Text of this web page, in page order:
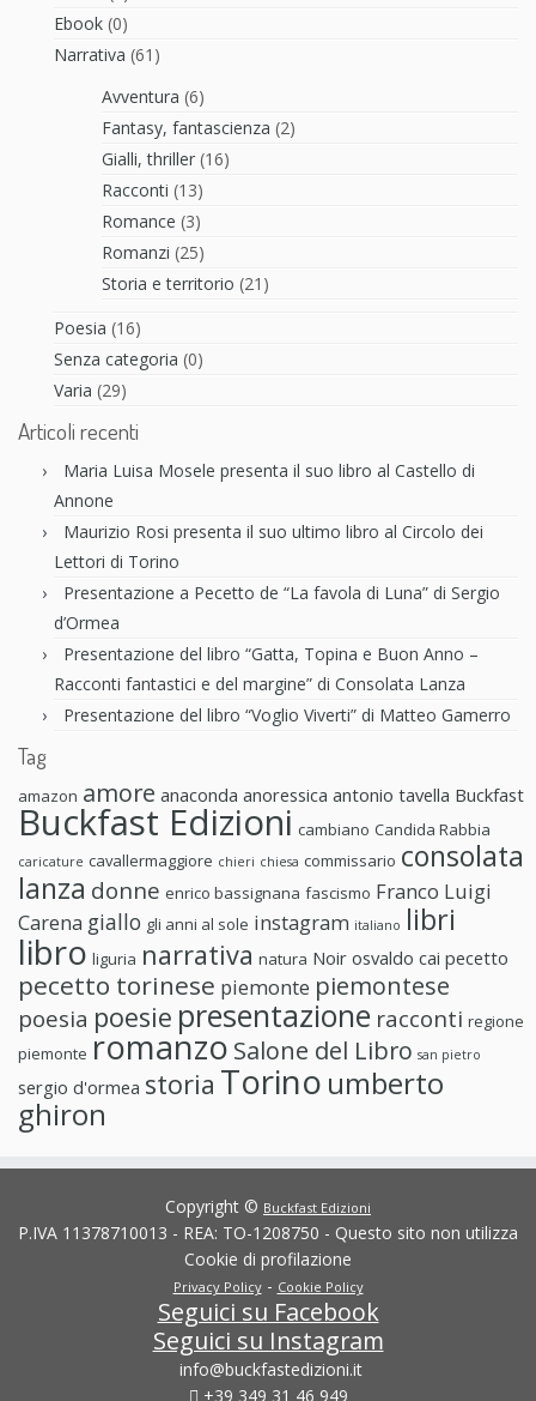
Ebook (0)
Narrativa (61)
Avventura (6)
Fantasy, fantascienza (2)
Gialli, thriller (16)
Racconti (13)
Romance (3)
Romanzi (25)
Storia e territorio (21)
Poesia (16)
Senza categoria (0)
Varia (29)
Articoli recenti
Maria Luisa Mosele presenta il suo libro al Castello di
Annone
Maurizio Rosi presenta il suo ultimo libro al Circolo dei
Lettori di Torino
Presentazione a Pecetto de “La favola di Luna” di Sergio
d’Ormea
Presentazione del libro “Gatta, Topina e Buon Anno –
Racconti fantastici e del margine” di Consolata Lanza
Presentazione del libro “Voglio Viverti” di Matteo Gamerro
Tag
amazon amore anaconda anoressica antonio tavella Buckfast
Buckfast Edizioni cambiano Candida Rabbia
caricature cavallermaggiore chieri chiesa commissario consolata
lanza donne enrico bassignana fascismo Franco Luigi
Carena giallo gli anni al sole instagram italiano libri
libro liguria narrativa natura Noir osvaldo cai pecetto
pecetto torinese piemonte piemontese
poesia poesie presentazione racconti regione
piemonte romanzo Salone del Libro san pietro
sergio d'ormea storia Torino umberto
ghiron
Copyright © Buckfast Edizioni
P.IVA 11378710013 - REA: TO-1208750 - Questo sito non utilizza
Cookie di profilazione
Privacy Policy- Cookie Policy
Seguici su Facebook
Seguici su Instagram
info@buckfastedizioni.it
+39 349 31 46 949